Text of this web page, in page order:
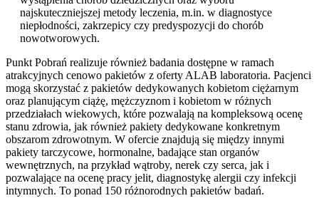
najskuteczniejszej metody leczenia, m.in. w diagnostyce
niepłodności, zakrzepicy czy predyspozycji do chorób
nowotworowych.
Punkt Pobrań realizuje również badania dostępne w ramach
atrakcyjnych cenowo pakietów z oferty ALAB laboratoria. Pacjenci
mogą skorzystać z pakietów dedykowanych kobietom ciężarnym
oraz planującym ciążę, mężczyznom i kobietom w różnych
przedziałach wiekowych, które pozwalają na kompleksową ocenę
stanu zdrowia, jak również pakiety dedykowane konkretnym
obszarom zdrowotnym. W ofercie znajdują się między innymi
pakiety tarczycowe, hormonalne, badające stan organów
wewnętrznych, na przykład wątroby, nerek czy serca, jak i
pozwalające na ocenę pracy jelit, diagnostykę alergii czy infekcji
intymnych. To ponad 150 różnorodnych pakietów badań.